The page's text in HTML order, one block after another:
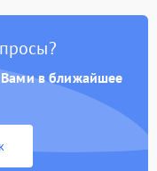
Вами в ближайшее